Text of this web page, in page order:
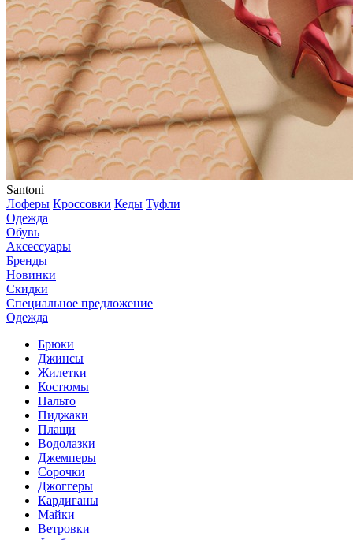
Santoni
Лоферы Кроссовки Кеды Туфли
Одежда
Обувь
Аксессуары
Бренды
Новинки
Скидки
Специальное предложение
Одежда
Брюки
Джинсы
Жилетки
Костюмы
Пальто
Пиджаки
Плащи
Водолазки
Джемперы
Сорочки
Джоггеры
Кардиганы
Майки
Ветровки